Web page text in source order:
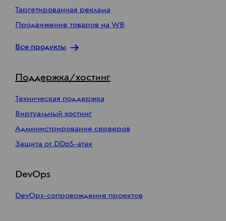
Таргетированная реклама
Продвижение товаров на WB
Все продукты
Поддержка/хостинг
Техническая поддержка
Виртуальный хостинг
Администрирование серверов
Защита от DDoS-атак
DevOps
DevOps-сопровождение проектов